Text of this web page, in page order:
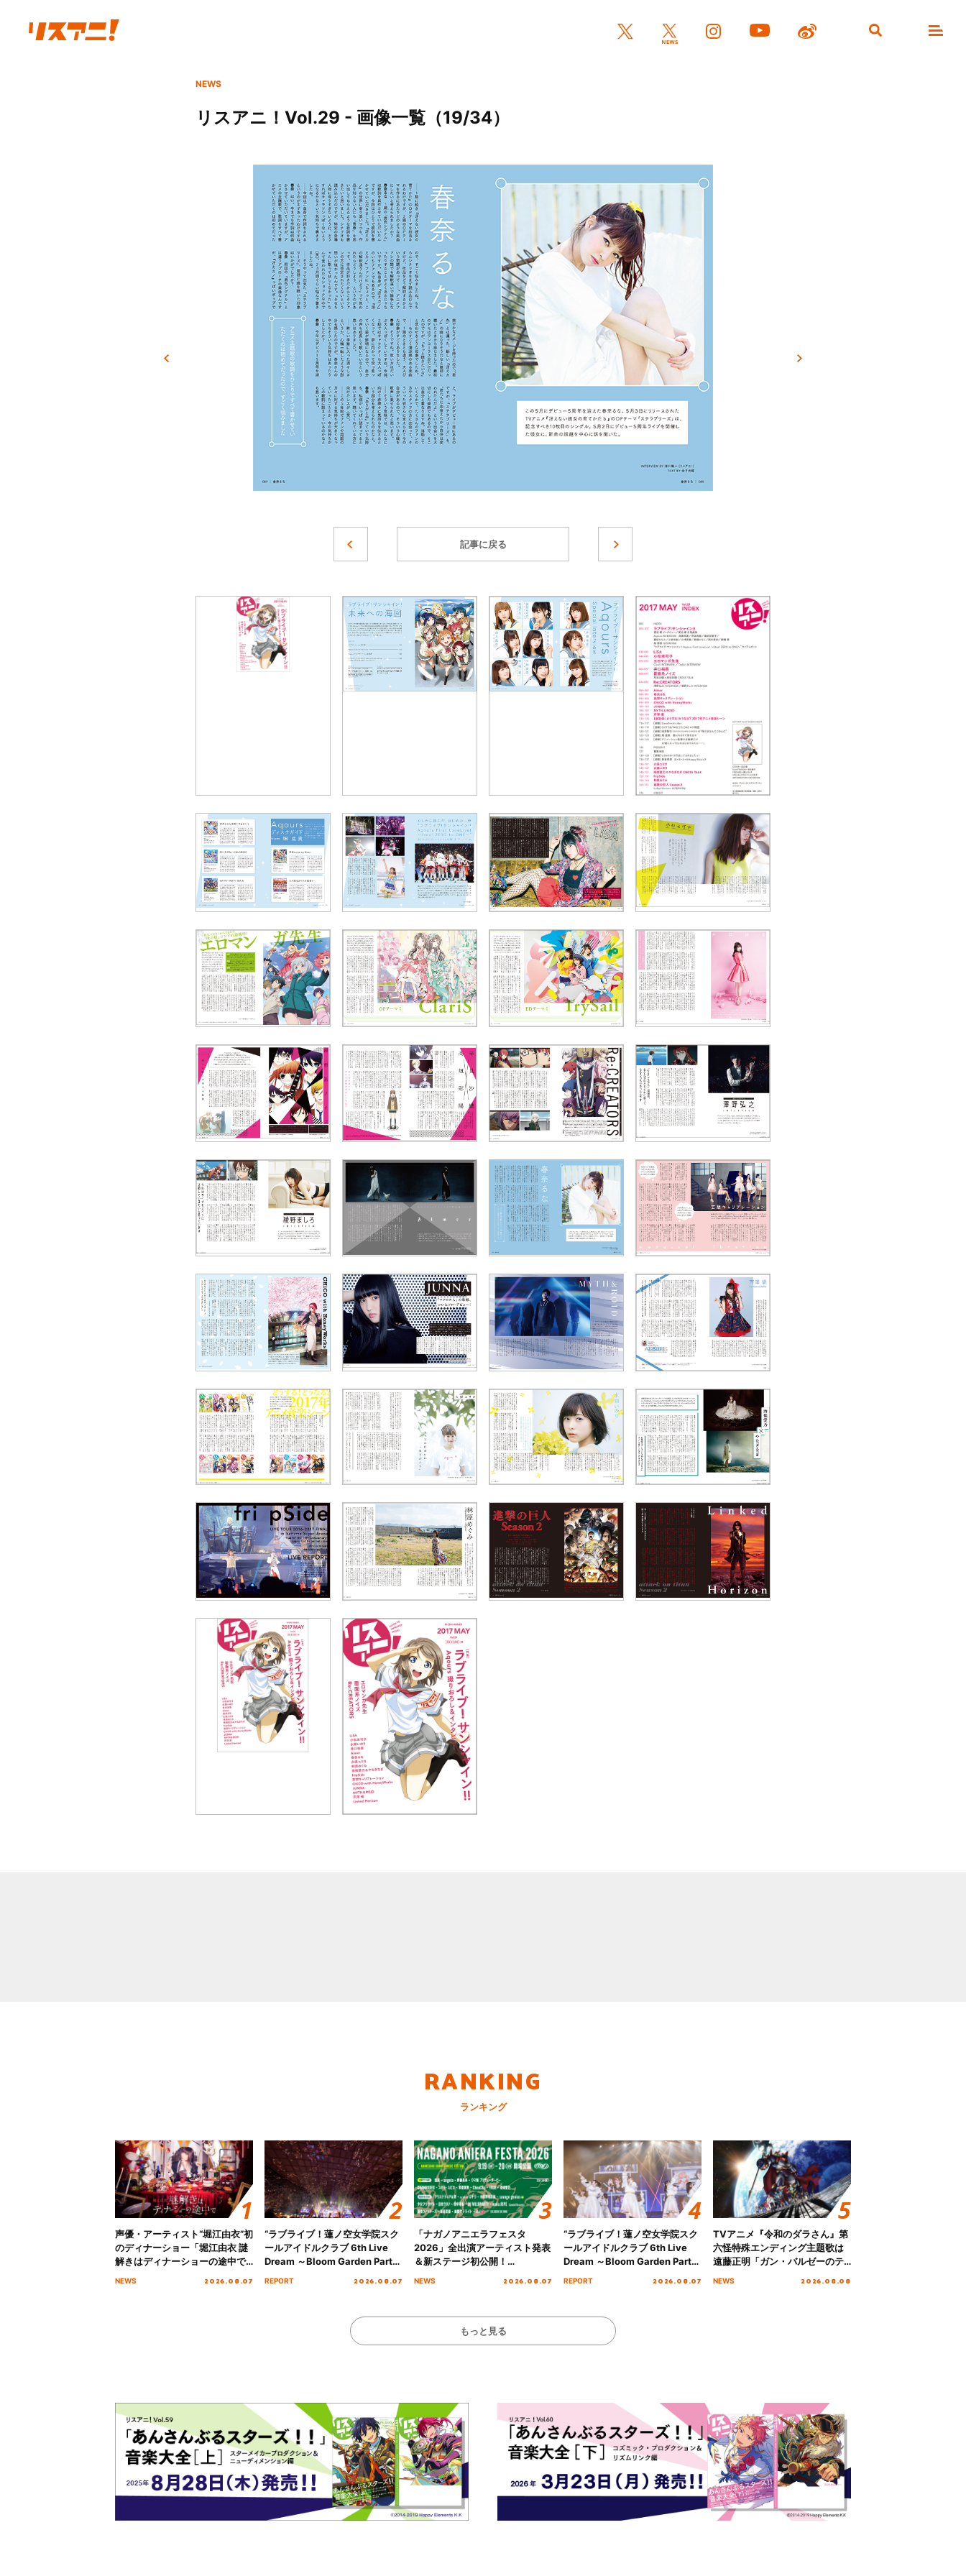
NEWS
リスアニ！Vol.29 - 画像一覧（19/34）
記事に戻る
RANKING
ランキング
声優・アーティスト“堀江由衣”初
のディナーショー「堀江由衣 謎
解きはディナーショーの途中で
2026」キービジュアル＆グッズ
NEWS 2026.08.07
“ラブライブ！蓮ノ空女学院スク
ールアイドルクラブ 6th Live
Dream ～Bloom Garden Party
～ ＜Bloom Garden Party
REPORT 2026.08.07
「ナガノアニエラフェスタ
2026」全出演アーティスト発表
＆新ステージ初公開！
GEARMANIAの参戦も決定し、
NEWS 2026.08.07
“ラブライブ！蓮ノ空女学院スク
ールアイドルクラブ 6th Live
Dream ～Bloom Garden Party
～ ＜Bloom Garden Party
REPORT 2026.08.07
TVアニメ『令和のダラさん』第
六怪特殊エンディング主題歌は
遠藤正明「ガン・バルゼーのテ
ーマ」！ノンクレジットエンデ
NEWS 2026.08.08
もっと見る